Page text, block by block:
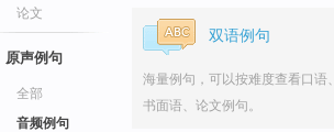
论文
原声例句
全部
音频例句
双语例句
海量例句，可以按难度查看口语、
书面语、论文例句。